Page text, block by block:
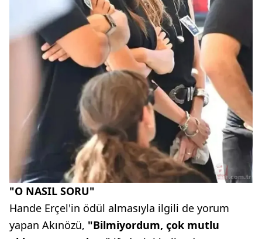
"O NASIL SORU"
Hande Erçel'in ödül almasıyla ilgili de yorum
yapan Akınözü, "Bilmiyordum, çok mutlu